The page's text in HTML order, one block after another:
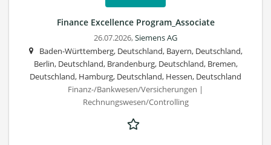
Finance Excellence Program_Associate
26.07.2026,Siemens AG
Baden-Württemberg, Deutschland, Bayern, Deutschland,
Berlin, Deutschland, Brandenburg, Deutschland, Bremen,
Deutschland, Hamburg, Deutschland, Hessen, Deutschland
Finanz-/Bankwesen/Versicherungen |
Rechnungswesen/Controlling